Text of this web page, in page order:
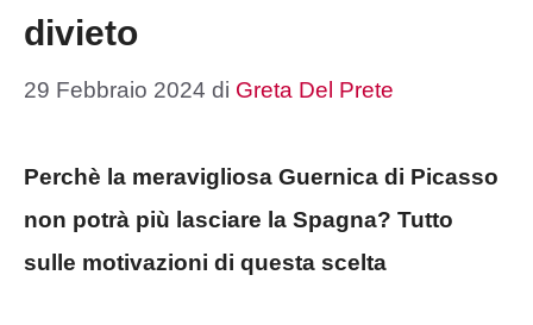
divieto
29 Febbraio 2024 di Greta Del Prete
Perchè la meravigliosa Guernica di Picasso
non potrà più lasciare la Spagna? Tutto
sulle motivazioni di questa scelta